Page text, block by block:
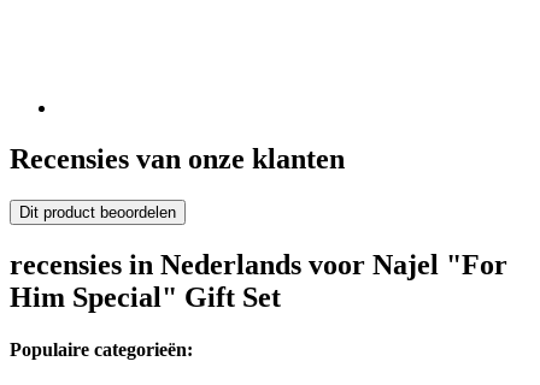
Recensies van onze klanten
Dit product beoordelen
recensies in Nederlands voor Najel "For
Him Special" Gift Set
Populaire categorieën: